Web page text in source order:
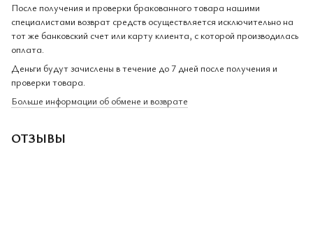
После получения и проверки бракованного товара нашими
специалистами возврат средств осуществляется исключительно на
тот же банковский счет или карту клиента, с которой производилась
оплата.
Деньги будут зачислены в течение до 7 дней после получения и
проверки товара.
Больше информации об обмене и возврате
ОТЗЫВЫ